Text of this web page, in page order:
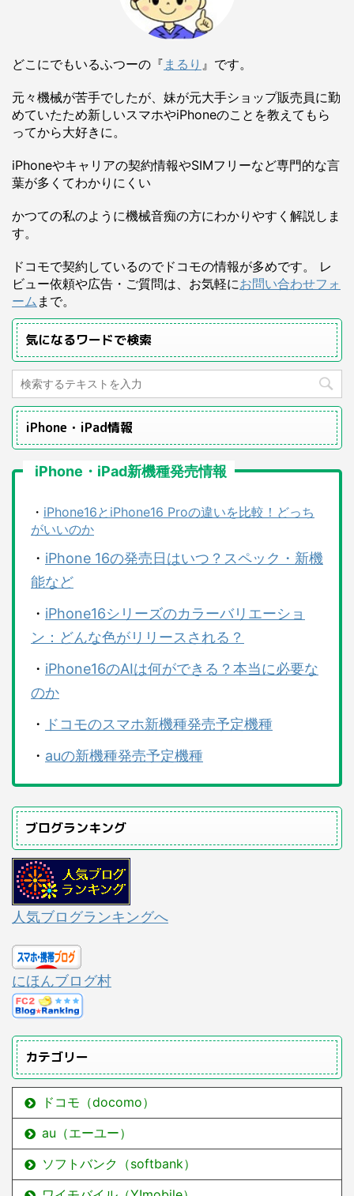
どこにでもいるふつーの『 まるり 』です。
元々機械が苦手でしたが、妹が元大手ショップ販売員に勤
めていたため新しいスマホやiPhoneのことを教えてもら
ってから大好きに。
iPhoneやキャリアの契約情報やSIMフリーなど専門的な言
葉が多くてわかりにくい
かつての私のように機械音痴の方にわかりやすく解説しま
す。
ドコモで契約しているのでドコモの情報が多めです。 レ
ビュー依頼や広告・ご質問は、お気軽にお問い合わせフォ
ーム まで。
気になるワードで検索
iPhone・iPad情報
iPhone・iPad新機種発売情報
・ iPhone16とiPhone16 Proの違いを比較！どっち
がいいのか
・ iPhone 16の発売日はいつ？スペック・新機
能など
・ iPhone16シリーズのカラーバリエーショ
ン：どんな色がリリースされる？
・ iPhone16のAIは何ができる？本当に必要な
のか
・
ドコモのスマホ新機種発売予定機種
・ auの新機種発売予定機種
ブログランキング
人気ブログランキングへ
にほんブログ村
カテゴリー
ドコモ（docomo）
au（エーユー）
ソフトバンク（softbank）